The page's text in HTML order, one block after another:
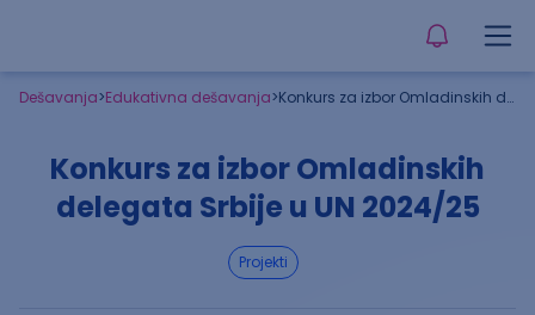
Dešavanja>Edukativna dešavanja> Konkurs za izbor Omladinskih delegata Srbije u UN 2024/25
Konkurs za izbor Omladinskih
delegata Srbije u UN 2024/25
projekti